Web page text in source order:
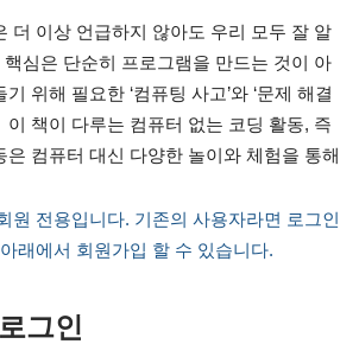
더 이상 언급하지 않아도 우리 모두 잘 알
심은 단순히 프로그램을 만드는 것이 아
위해 필요한 ‘컴퓨팅 사고’와 ‘문제 해결
이 책이 다루는 컴퓨터 없는 코딩 활동, 즉
은 컴퓨터 대신 다양한 놀이와 체험을 통해
원 전용입니다. 기존의 사용자라면 로그인
래에서 회원가입 할 수 있습니다.
그인